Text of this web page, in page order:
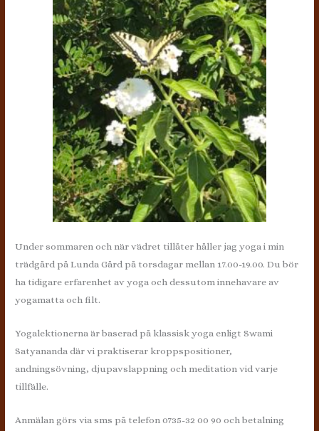
Under sommaren och när vädret tillåter håller jag yoga i min
trädgård på Lunda Gård på torsdagar mellan 17.00-19.00. Du bör
ha tidigare erfarenhet av yoga och dessutom innehavare av
yogamatta och filt.
Yogalektionerna är baserad på klassisk yoga enligt Swami
Satyananda där vi praktiserar kroppspositioner,
andningsövning, djupavslappning och meditation vid varje
tillfälle.
Anmälan görs via sms på telefon 0735-32 00 90 och betalning